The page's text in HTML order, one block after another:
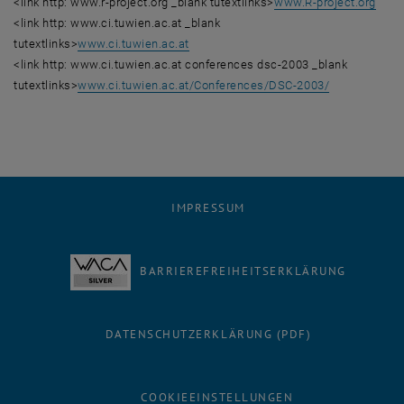
<link http: www.ci.tuwien.ac.at _blank
tutextlinks>www.ci.tuwien.ac.at
<link http: www.ci.tuwien.ac.at conferences dsc-2003 _blank
tutextlinks>www.ci.tuwien.ac.at/Conferences/DSC-2003/
IMPRESSUM
BARRIEREFREIHEITSERKLÄRUNG
DATENSCHUTZERKLÄRUNG (PDF)
COOKIEEINSTELLUNGEN